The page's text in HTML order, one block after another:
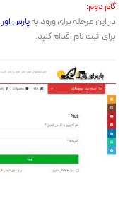
گام دوم:
در این مرحله برای ورود بهپارس اور
برای ثبت نام اقدام کنید.